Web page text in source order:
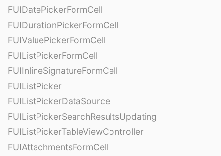
FUIDatePickerFormCell
FUIDurationPickerFormCell
FUIValuePickerFormCell
FUIListPickerFormCell
FUIInlineSignatureFormCell
FUIListPicker
FUIListPickerDataSource
FUIListPickerSearchResultsUpdating
FUIListPickerTableViewController
FUIAttachmentsFormCell